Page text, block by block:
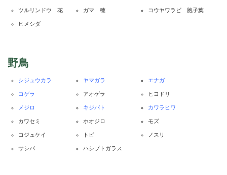
ツルリンドウ 花 ガマ 穂 コウヤワラビ 胞子葉
ヒメシダ
野鳥
シジュウカラ ヤマガラ エナガ
コゲラ アオゲラ ヒヨドリ
メジロ キジバト カワラヒワ
カワセミ ホオジロ モズ
コジュケイ トビ ノスリ
サシバ ハシブトガラス